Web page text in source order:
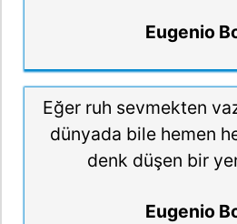
Eugenio
Eğer ruh sevmekten
dünyada bile hemen
denk düşen bir
Eugenio